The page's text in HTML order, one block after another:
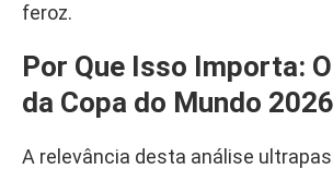
feroz.
Por Que Isso Importa:
da Copa do Mundo 2026
A relevância desta análise